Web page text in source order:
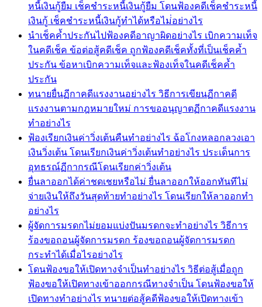
หนี้เงินกู้ยืม เช็คชำระหนี้เงินกู้ยืม โดนฟ้องคดีเช็คชำระหนี้
เงินกู้ เช็คชำระหนี้เงินกู้ทำได้หรือไม่่อย่างไร
นำเช็คค้ำประกันไปฟ้องคดีอาญาผิดอย่างไร เบิกความเท็จ
ในคดีเช็ค ข้อต่อสู้คดีเช็ค ถูกฟ้องคดีเช็คทั้งที่เป็นเช็คค้ำ
ประกัน ข้อหาเบิกความเท็จและฟ้องเท็จในคดีเช็คค้ำ
ประกัน
ทนายยื่นฏีกาคดีแรงงานอย่างไร วิธีการเขียนฏีกาคดี
แรงงานตามกฎหมายใหม่ การขออนุญาตฏีกาคดีแรงงาน
ทำอย่างไร
ฟ้องเรียกเงินค่าวิ่งเต้นคืนทำอย่างไร ฉ้อโกงหลอกลวงเอา
เงินวิ่งเต้น โดนเรียกเงินค่าวิ่งเต้นทำอย่างไร ประเด็นการ
อุทธรณ์ฏีกากรณีโดนเรียกค่าวิ่งเต้น
ยื่นลาออกได้ค่าชดเชยหรือไม่ ยื่นลาออกให้ออกทันทีไม่
จ่ายเงินให้ถึงวันสุดท้ายทำอย่างไร โดนเรียกให้ลาออกทำ
อย่างไร
ผู้จัดการมรดกไม่ยอมแบ่งปันมรดกจะทำอย่างไร วิธีการ
ร้องขอถอนผู้จัดการมรดก ร้องขอถอนผู้จัดการมรดก
กระทำได้เมื่อไรอย่างไร
โดนฟ้องขอให้เปิดทางจำเป็นทำอย่างไร วิธีต่อสู้เมื่อถูก
ฟ้องขอให้เปิดทางเข้าออกกรณีทางจำเป็น โดนฟ้องขอให้
เปิดทางทำอย่างไร ทนายต่อสู้คดีฟ้องขอให้เปิดทางเข้า